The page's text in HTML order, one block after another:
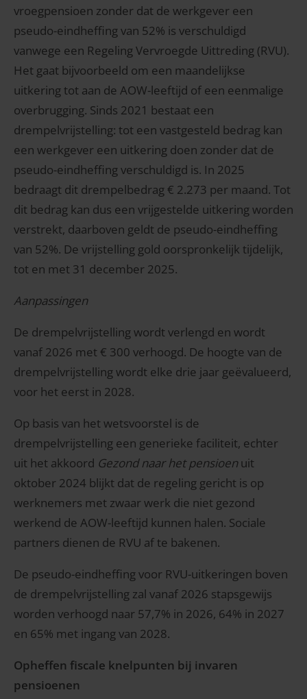
vroegpensioen zonder dat de werkgever een
pseudo-eindheffing van 52% is verschuldigd
vanwege een Regeling Vervroegde Uittreding (RVU).
Het gaat bijvoorbeeld om een maandelijkse
uitkering tot aan de AOW-leeftijd of een eenmalige
overbrugging. Sinds 2021 bestaat een
drempelvrijstelling: tot een vastgesteld bedrag kan
een werkgever een uitkering doen zonder dat de
pseudo-eindheffing verschuldigd is. In 2025
bedraagt dit drempelbedrag € 2.273 per maand. Tot
dit bedrag kan dus een vrijgestelde uitkering worden
verstrekt, daarboven geldt de pseudo-eindheffing
van 52%. De vrijstelling gold oorspronkelijk tijdelijk,
tot en met 31 december 2025.
Aanpassingen
De drempelvrijstelling wordt verlengd en wordt
vanaf 2026 met € 300 verhoogd. De hoogte van de
drempelvrijstelling wordt elke drie jaar geëvalueerd,
voor het eerst in 2028.
Op basis van het wetsvoorstel is de
drempelvrijstelling een generieke faciliteit, echter
uit het akkoord Gezond naar het pensioenuit
oktober 2024 blijkt dat de regeling gericht is op
werknemers met zwaar werk die niet gezond
werkend de AOW-leeftijd kunnen halen. Sociale
partners dienen de RVU af te bakenen.
De pseudo-eindheffing voor RVU-uitkeringen boven
de drempelvrijstelling zal vanaf 2026 stapsgewijs
worden verhoogd naar 57,7% in 2026, 64% in 2027
en 65% met ingang van 2028.
Opheffen fiscale knelpunten bij invaren
pensioenen